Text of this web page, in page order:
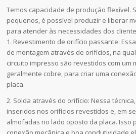
Temos capacidade de produção flexível.
pequenos, é possível produzir e liberar
para atender às necessidades dos
1. Revestimento de orifício passante:
de montagem através de orifícios, na
circuito impresso são revestidos com um
geralmente cobre, para criar uma
placa.
2. Solda através do orifício: Nessa
inseridos nos orifícios revestidos e, em
almofadas no lado oposto da placa. Isso